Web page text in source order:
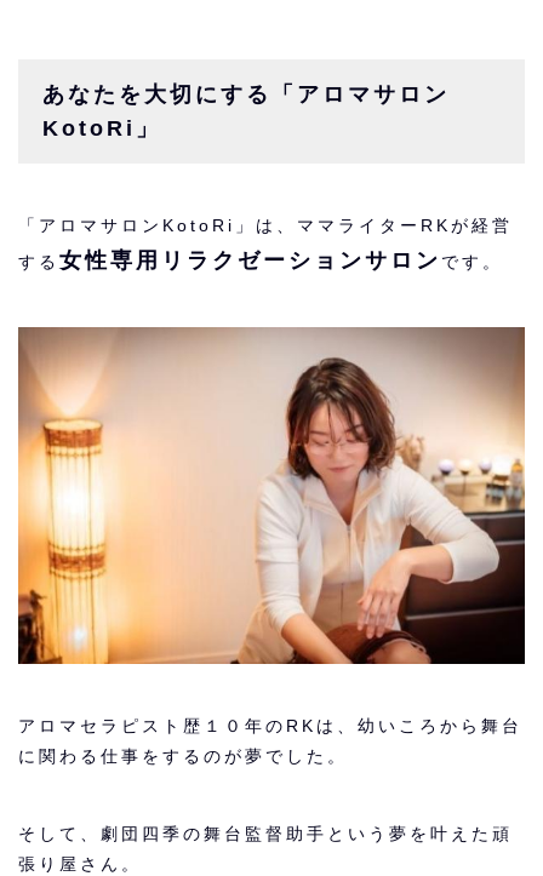
あなたを大切にする「アロマサロン
KotoRi」
「アロマサロンKotoRi」は、ママライターRKが経営
する 女性専用リラクゼーションサロン です。
アロマセラピスト歴１０年のRKは、幼いころから舞台
に関わる仕事をするのが夢でした。
そして、劇団四季の舞台監督助手という夢を叶えた頑
張り屋さん。